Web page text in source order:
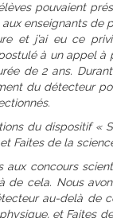
pouvaient
enseignants
et j’ai eu ce
à un appel
de 2 ans.
du détecteur
du dispositif «
Faites de la
aux concours
de cela. Nous
au-delà de
et Faites